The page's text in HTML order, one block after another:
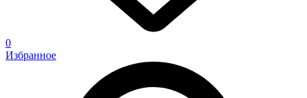
0
Избранное